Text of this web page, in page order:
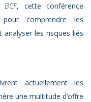
BCF, cette conférence
comprendre les
analyser les risques liés
actuellement les
une multitude d’offre